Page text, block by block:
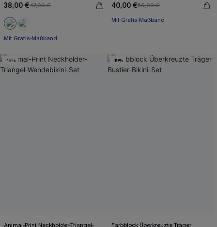
38,00 €47,00 €
Mit Gratis-Maßband
40,00 €50,00 €
Mit Gratis-Maßband
-19%
Animal-Print Neckholder-Triangel-
-19%
Farbblock Überkreuzte Träger